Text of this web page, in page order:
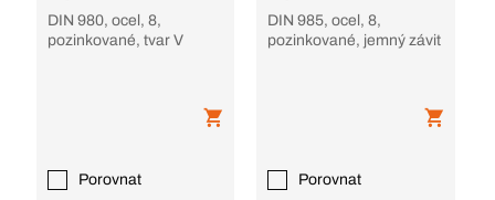
DIN 980, ocel, 8,
pozinkované, tvar V
Porovnat
DIN 985, ocel, 8,
pozinkované, jemný závit
Porovnat